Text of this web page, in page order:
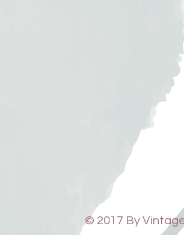
© 2017 By